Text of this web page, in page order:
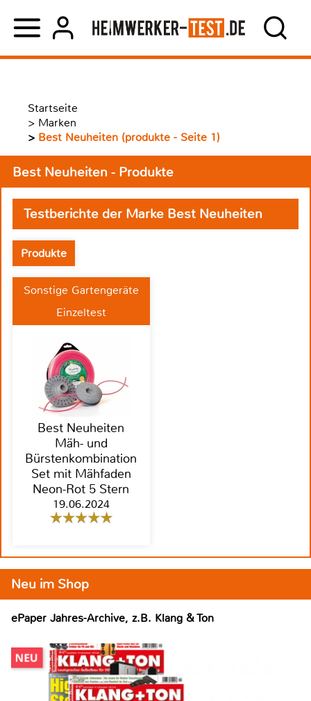
Startseite
> Marken
> Best Neuheiten (produkte - Seite 1)
Best Neuheiten - Produkte
Testberichte der Marke Best Neuheiten
Produkte
Sonstige Gartengeräte
Einzeltest
Best Neuheiten
Mäh- und
Bürstenkombination
Set mit Mähfaden
Neon-Rot 5 Stern
19.06.2024
Neu im Shop
ePaper Jahres-Archive, z.B. Klang & Ton